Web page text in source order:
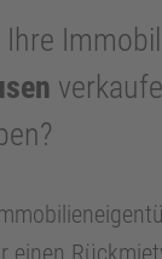
einen